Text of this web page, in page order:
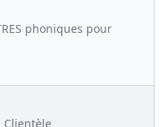
phoniques pour
Clientèle